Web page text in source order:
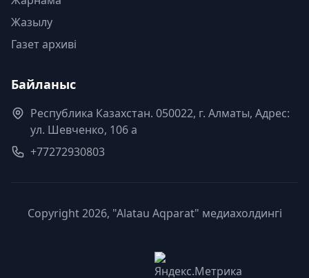
Жазылу
Газет архиві
Байланыс
Республика Казахстан. 050022, г. Алматы, Адрес:
ул. Шевченко, 106 а
+77272930803
Copyright 2026, "Alatau Aqparat" медиахолдингі